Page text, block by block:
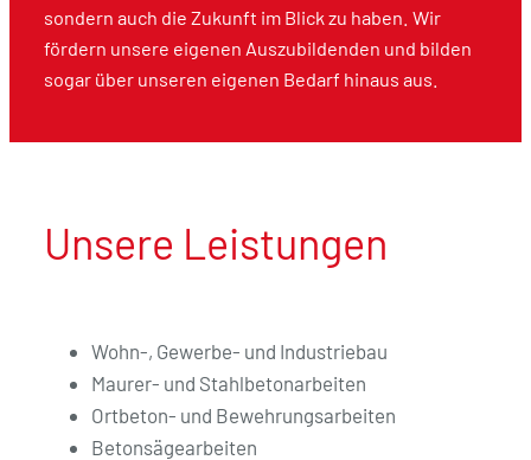
sondern auch die Zukunft im Blick zu haben. Wir
fördern unsere eigenen Auszubildenden und bilden
sogar über unseren eigenen Bedarf hinaus aus.
Unsere Leistungen
Wohn-, Gewerbe- und Industriebau
Maurer- und Stahlbetonarbeiten
Ortbeton- und Bewehrungsarbeiten
Betonsägearbeiten